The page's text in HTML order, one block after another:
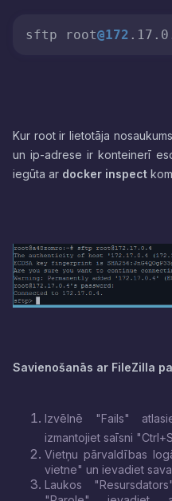
sftp root@172
Kur root ir lietotāja
un ip-adrese ir konteinerī
iegūta ar docker inspect
Savienošanās ar FileZilla
Izvēlnē "Fails"
izmantojiet saīsni
Vietņu pārvaldības
vietne" un ievadiet
Laukos